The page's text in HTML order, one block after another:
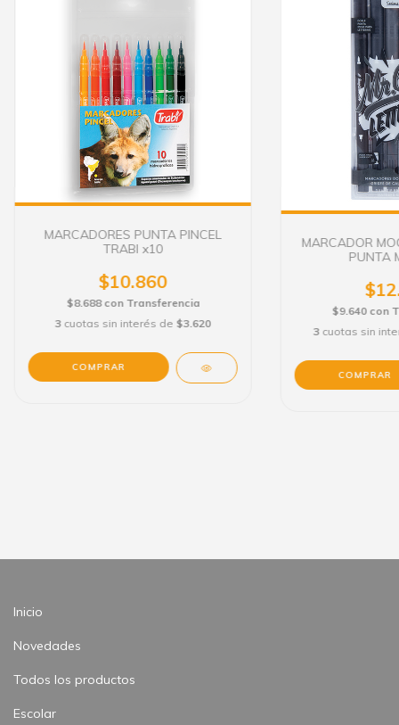
MARCADORES PUNTA PINCEL
TRABI x10
$10.860
$8.688con Transferencia
3 cuotas sin interés de $3.620
MARCADOR
PUNTA
$9.640 con
3 cuotas sin
Inicio
Novedades
Todos los productos
Escolar